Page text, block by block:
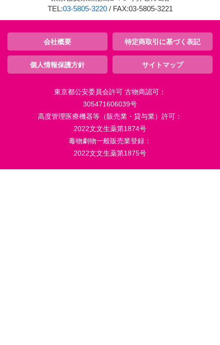
TEL:03-5805-3220/ FAX:03-5805-3221
会社概要 特定商取引に基づく表記
個人情報保護方針 サイトマップ
東京都公安委員会許可 古物商認可：
305471606039号
高度管理医療機器等（販売業・貸与業）許可：
2022文文生薬第1874号
毒物劇物一般販売業登録：
2022文文生薬第1875号